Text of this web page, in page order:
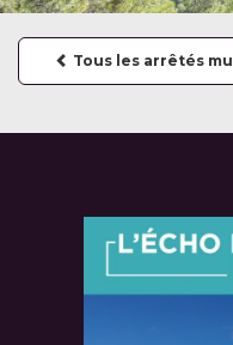
Tous les arrêtés